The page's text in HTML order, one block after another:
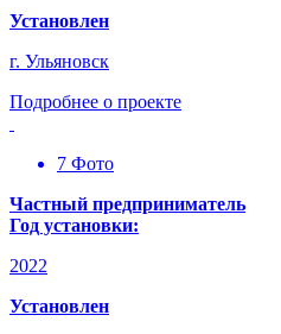
Установлен
г. Ульяновск
Подробнее о проекте
7 Фото
Частный предприниматель
Год установки:
2022
Установлен